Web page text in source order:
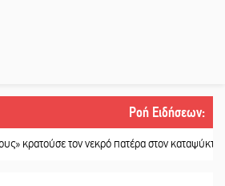
Ροή Ειδήσεων:
τον νεκρό πατέρα στον καταψύκτη ||